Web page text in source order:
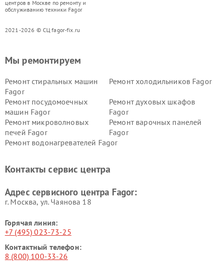
центров в Москве по ремонту и
обслуживанию техники Fagor
2021-2026 © СЦ fagor-fix.ru
Мы ремонтируем
Ремонт стиральных машин
Fagor
Ремонт холодильников Fagor
Ремонт посудомоечных
машин Fagor
Ремонт духовых шкафов
Fagor
Ремонт микроволновых
печей Fagor
Ремонт варочных панелей
Fagor
Ремонт водонагревателей Fagor
Контакты сервис центра
Адрес сервисного центра Fagor:
г. Москва, ул. Чаянова 18
Горячая линия:
+7 (495) 023-73-25
Контактный телефон:
8 (800) 100-33-26